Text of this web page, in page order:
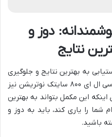
دوز و
نتایج
به بهترین نتایج و جلوگیری
از عوارض احتمالی است. کپسول سی ال ای ۸۰۰ سایتک نوتریشن نیز
این مکمل بتواند به بهترین
را یاری کند، باید به دوز و
باشید.